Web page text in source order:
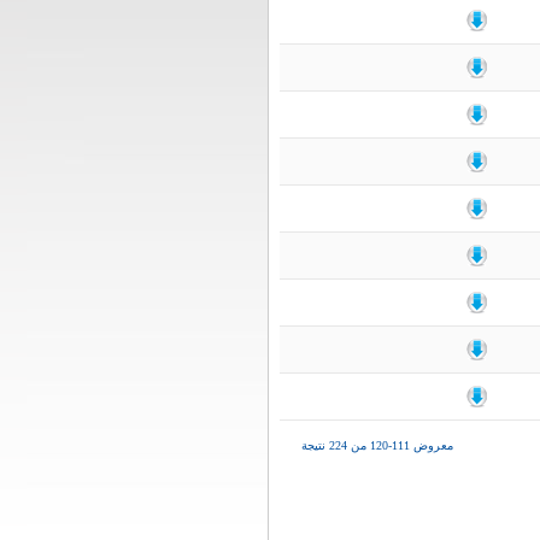
معروض 111-120 من 224 نتيجة